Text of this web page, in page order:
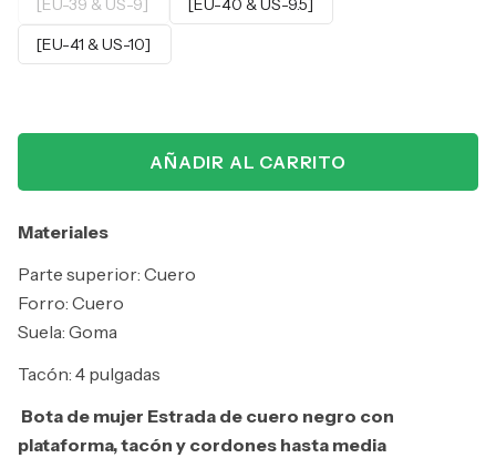
[EU-39 & US-9]
[EU-40 & US-9.5]
[EU-41 & US-10]
AÑADIR AL CARRITO
Materiales
Parte superior: Cuero
Forro: Cuero
Suela: Goma
Tacón: 4 pulgadas
Bota de mujer Estrada de cuero negro con
plataforma, tacón y cordones hasta media